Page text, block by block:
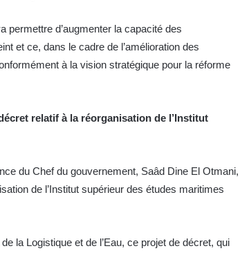
permettre d’augmenter la capacité des
et ce, dans le cadre de l’amélioration des
à la vision stratégique pour la réforme
relatif à la réorganisation de l’Institut
du Chef du gouvernement, Saâd Dine El Otmani,
de l’Institut supérieur des études maritimes
la Logistique et de l’Eau, ce projet de décret, qui